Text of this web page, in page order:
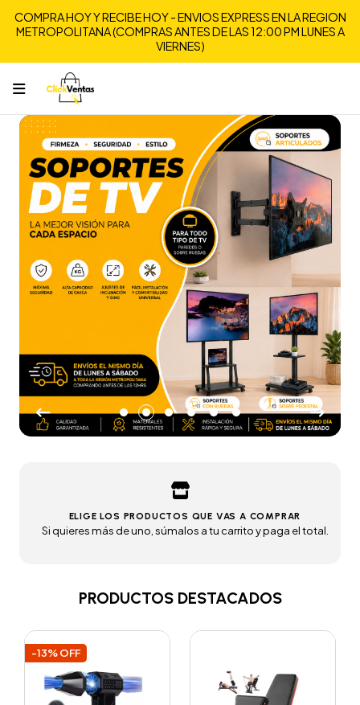
COMPRA HOY Y RECIBE HOY - ENVIOS EXPRESS EN LA REGION
METROPOLITANA (COMPRAS ANTES DE LAS 12:00 PM LUNES A
VIERNES)
VER PRODUCTOS
ELIGE LOS PRODUCTOS QUE VAS A COMPRAR
Si quieres más de uno, súmalos a tu carrito y paga el total.
PRODUCTOS DESTACADOS